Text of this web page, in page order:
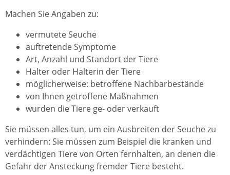
Machen Sie Angaben zu:
vermutete Seuche
auftretende Symptome
Art, Anzahl und Standort der Tiere
Halter oder Halterin der Tiere
möglicherweise: betroffene Nachbarbestände
von Ihnen getroffene Maßnahmen
wurden die Tiere ge- oder verkauft
Sie müssen alles tun, um ein Ausbreiten der Seuche zu
verhindern: Sie müssen zum Beispiel die kranken und
verdächtigen Tiere von Orten fernhalten, an denen die
Gefahr der Ansteckung fremder Tiere besteht.